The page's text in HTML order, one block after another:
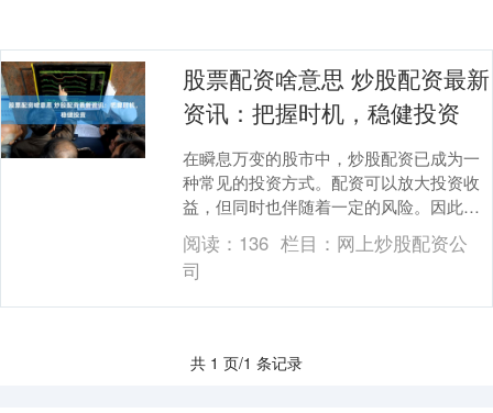
股票配资啥意思 炒股配资最新
资讯：把握时机，稳健投资
在瞬息万变的股市中，炒股配资已成为一
种常见的投资方式。配资可以放大投资收
益，但同时也伴随着一定的风险。因此，
把握时机、稳健投资至关重要。 1. 信誉和
口碑：选择....
阅读： 136 栏目： 网上炒股配资公
司
共 1 页/1 条记录